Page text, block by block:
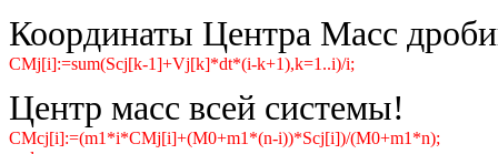
Координаты Центра Масс
CMj[i]:=sum(Scj[k-1]+Vj[k]*dt*(i-k+1),k=1..i)/i;
Центр масс всей системы!
CMcj[i]:=(m1*i*CMj[i]+(M0+m1*(n-i))*Scj[i])/(M0+m1*n);